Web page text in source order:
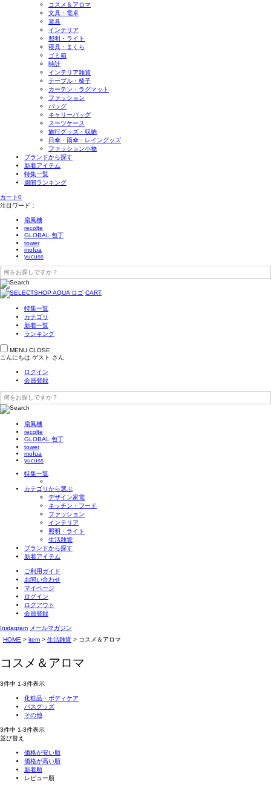
コスメ＆アロマ
文具・電卓
遊具
インテリア
照明・ライト
寝具・まくら
ゴミ箱
時計
インテリア雑貨
テーブル・椅子
カーテン・ラグマット
ファッション
バッグ
キャリーバッグ
スーツケース
旅行グッズ・収納
日傘・雨傘・レイングッズ
ファッション小物
ブランドから探す
新着アイテム
特集一覧
週間ランキング
カート0
注目ワード：
扇風機
recolte
GLOBAL 包丁
tower
mofua
yucuss
CART
特集一覧
カテゴリ
新着一覧
ランキング
MENU CLOSE
こんにちは ゲスト さん
ログイン
会員登録
扇風機
recolte
GLOBAL 包丁
tower
mofua
yucuss
特集一覧
カテゴリから選ぶ
デザイン家電
キッチン・フード
ファッション
インテリア
照明・ライト
生活雑貨
ブランドから探す
新着アイテム
ご利用ガイド
お問い合わせ
マイページ
ログイン
ログアウト
会員登録
Instagram メールマガジン
HOME
item 生活雑貨 コスメ＆アロマ
コスメ＆アロマ
3件中 1-3件表示
化粧品・ボディケア
バスグッズ
その他
3件中 1-3件表示
並び替え
価格が安い順
価格が高い順
新着順
レビュー順